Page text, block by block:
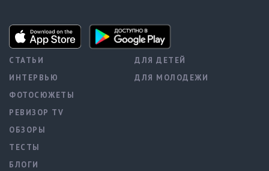
СТАТЬИ
ИНТЕРВЬЮ
ФОТОСЮЖЕТЫ
РЕВИЗОР TV
ОБЗОРЫ
ТЕСТЫ
БЛОГИ
ДЛЯ ДЕТЕЙ
ДЛЯ МОЛОДЕЖИ